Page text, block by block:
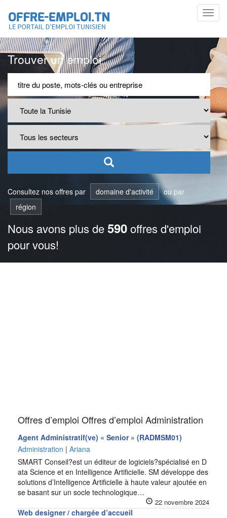
Trouver un emploi
Consultez nos offres par domaine d'activité
ou par
région
Nous avons plus de590offres d'emploi
pour vous!
Offres d’emploi Offres d’emploi Administration
Agent Administratif(ve) « Senior » (RADMSM01)
Administration | Ariana
SMART Conseil?est un éditeur de logiciels?spécialisé en D
ata Science et en Intelligence Artificielle. SM développe des
solutions d’Intelligence Artificielle à haute valeur ajoutée en
se basant sur un socle technologique…
22 novembre 2024
Web designer / chargée d’accueil